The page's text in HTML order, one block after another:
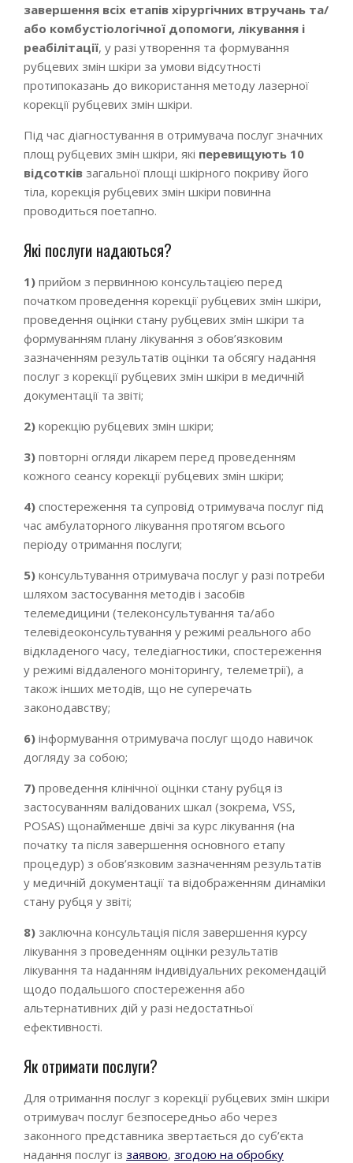
завершення всіх етапів хірургічних втручань та/
або комбустіологічної допомоги, лікування і
реабілітації, у разі утворення та формування
рубцевих змін шкіри за умови відсутності
протипоказань до використання методу лазерної
корекції рубцевих змін шкіри.
Під час діагностування в отримувача послуг значних
площ рубцевих змін шкіри, які перевищують 10
відсотків загальної площі шкірного покриву його
тіла, корекція рубцевих змін шкіри повинна
проводиться поетапно.
Які послуги надаються?
1) прийом з первинною консультацією перед
початком проведення корекції рубцевих змін шкіри,
проведення оцінки стану рубцевих змін шкіри та
формуванням плану лікування з обов’язковим
зазначенням результатів оцінки та обсягу надання
послуг з корекції рубцевих змін шкіри в медичній
документації та звіті;
2) корекцію рубцевих змін шкіри;
3) повторні огляди лікарем перед проведенням
кожного сеансу корекції рубцевих змін шкіри;
4) спостереження та супровід отримувача послуг під
час амбулаторного лікування протягом всього
періоду отримання послуги;
5) консультування отримувача послуг у разі потреби
шляхом застосування методів і засобів
телемедицини (телеконсультування та/або
телевідеоконсультування у режимі реального або
відкладеного часу, теледіагностики, спостереження
у режимі віддаленого моніторингу, телеметрії), а
також інших методів, що не суперечать
законодавству;
6) інформування отримувача послуг щодо навичок
догляду за собою;
7) проведення клінічної оцінки стану рубця із
застосуванням валідованих шкал (зокрема, VSS,
POSAS) щонайменше двічі за курс лікування (на
початку та після завершення основного етапу
процедур) з обов’язковим зазначенням результатів
у медичній документації та відображенням динаміки
стану рубця у звіті;
8) заключна консультація після завершення курсу
лікування з проведенням оцінки результатів
лікування та наданням індивідуальних рекомендацій
щодо подальшого спостереження або
альтернативних дій у разі недостатньої
ефективності.
Як отримати послуги?
Для отримання послуг з корекції рубцевих змін шкіри
отримувач послуг безпосередньо або через
законного представника звертається до суб’єкта
надання послуг із заявою, згодою на обробку